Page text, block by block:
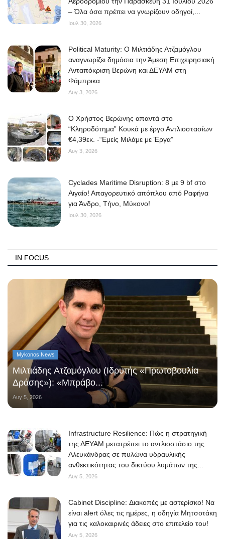
– Όλα όσα πρέπει να γνωρίζουν οδηγοί,...
Ιουλ 30, 2026
Political Maturity: Ο Μιλτιάδης Ατζαμόγλου
αναγνωρίζει δημόσια την Άμεση Επιχειρησιακή
Ανταπόκριση Βερώνη και ΔΕΥΑΜ στη
Φάμπρικα
Αυγ 3, 2026
O Χρήστος Βερώνης απαντά στο
“Κληροδότημα” Κουκά με έργο Αντλιοστασίων
€4,39εκ. -“Εμείς Μιλάμε με Έργα”
Αυγ 3, 2026
Cyclades Maritime Disruption: 8 με 9 bf στο
Αιγαίο! Απαγορευτικό απόπλου από Ραφήνα
για Άνδρο, Τήνο, Μύκονο!
Ιουλ 30, 2026
IN FOCUS
Mykonos News
Μιλτιάδης Ατζαμόγλου (Ιδρυτής «Πρωτοβουλία
Δράσης»): «Μπράβο...
Αυγ 5, 2026
Infrastructure Resilience: Πώς η στρατηγική
της ΔΕΥΑΜ μετατρέπει το αντλιοστάσιο της
Αλευκάνδρας σε πυλώνα υδραυλικής
ανθεκτικότητας του δικτύου λυμάτων της...
Αυγ 5, 2026
Cabinet Discipline: Διακοπές με αστερίσκο! Να
είναι alert όλες τις ημέρες, η οδηγία Μητσοτάκη
για τις καλοκαιρινές άδειες στο επιτελείο του!
Αυγ 5, 2026